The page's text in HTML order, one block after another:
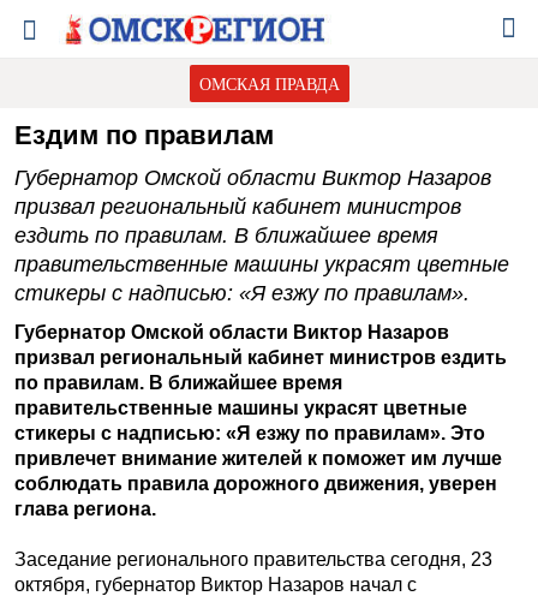
ОМСКАЯ ПРАВДА
Ездим по правилам
Губернатор Омской области Виктор Назаров
призвал региональный кабинет министров
ездить по правилам. В ближайшее время
правительственные машины украсят цветные
стикеры с надписью: «Я езжу по правилам».
Губернатор Омской области Виктор Назаров
призвал региональный кабинет министров ездить
по правилам. В ближайшее время
правительственные машины украсят цветные
стикеры с надписью: «Я езжу по правилам». Это
привлечет внимание жителей к поможет им лучше
соблюдать правила дорожного движения, уверен
глава региона.
Заседание регионального правительства сегодня, 23
октября, губернатор Виктор Назаров начал с